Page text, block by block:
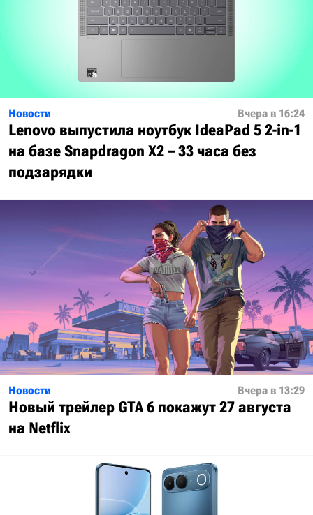
Новости Вчера в 16:24
Lenovo выпустила ноутбук IdeaPad 5 2-in-1
на базе Snapdragon X2 – 33 часа без
подзарядки
Новости Вчера в 13:29
Новый трейлер GTA 6 покажут 27 августа
на Netflix